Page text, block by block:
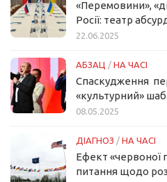
«Перемовини»,
Росії: театр
22.06.2025
АБЗАЦ / НА ЧАСІ
Спаскудження
«культурний»
08.05.2025
ДІАГНОЗ / НА ЧАСІ
Ефект «червоної
питання щодо